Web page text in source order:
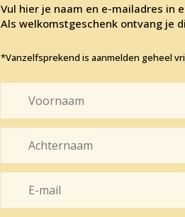
Vul hier je naam en e-mailadres in
Als welkomstgeschenk ontvang je
*Vanzelfsprekend is aanmelden geheel